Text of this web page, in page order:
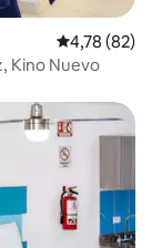
4,78 de uma
4,78 (82)
Kino Nuevo